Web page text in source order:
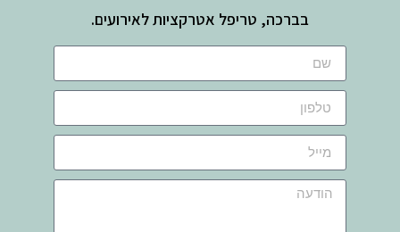
בברכה, טריפל אטרקציות לאירועים.